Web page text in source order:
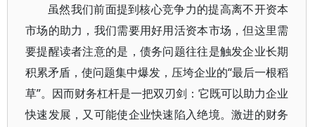
虽然我们前面提到核心竞争力的提高离不开资本
市场的助力，我们需要用好用活资本市场，但这里需
要提醒读者注意的是，债务问题往往是触发企业长期
积累矛盾，使问题集中爆发，压垮企业的“最后一根稻
草”。因而财务杠杆是一把双刃剑：它既可以助力企业
快速发展，又可能使企业快速陷入绝境。激进的财务